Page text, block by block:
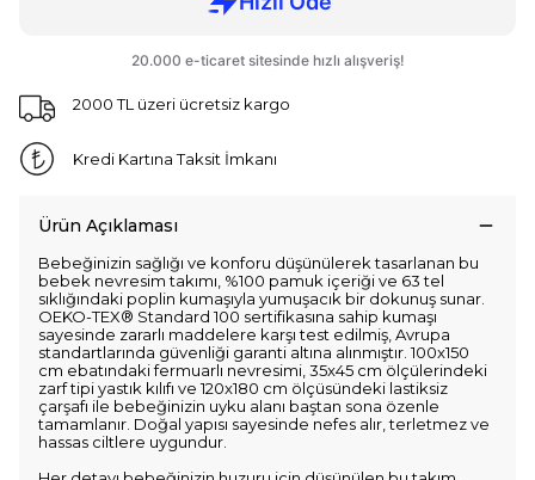
2000 TL üzeri ücretsiz kargo
Kredi Kartına Taksit İmkanı
Ürün Açıklaması
Bebeğinizin sağlığı ve konforu düşünülerek tasarlanan bu
bebek nevresim takımı, %100 pamuk içeriği ve 63 tel
sıklığındaki poplin kumaşıyla yumuşacık bir dokunuş sunar.
OEKO-TEX® Standard 100 sertifikasına sahip kumaşı
sayesinde zararlı maddelere karşı test edilmiş, Avrupa
standartlarında güvenliği garanti altına alınmıştır. 100x150
cm ebatındaki fermuarlı nevresimi, 35x45 cm ölçülerindeki
zarf tipi yastık kılıfı ve 120x180 cm ölçüsündeki lastiksiz
çarşafı ile bebeğinizin uyku alanı baştan sona özenle
tamamlanır. Doğal yapısı sayesinde nefes alır, terletmez ve
hassas ciltlere uygundur.